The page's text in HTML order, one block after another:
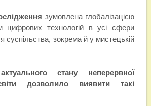
зумовлена глобалізацією
цифрових технологій в усі сфери
суспільства, зокрема й у мистецькій
стану неперервної
дозволило виявити такі